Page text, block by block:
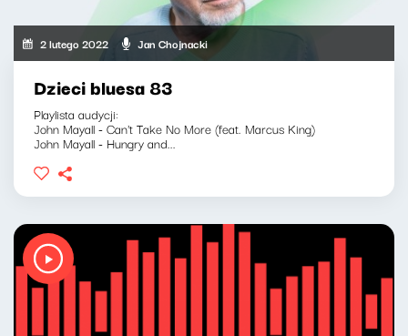
2 lutego 2022 Jan Chojnacki
Dzieci bluesa 83
Playlista audycji:
John Mayall - Can't Take No More (feat. Marcus King)
John Mayall - Hungry and...